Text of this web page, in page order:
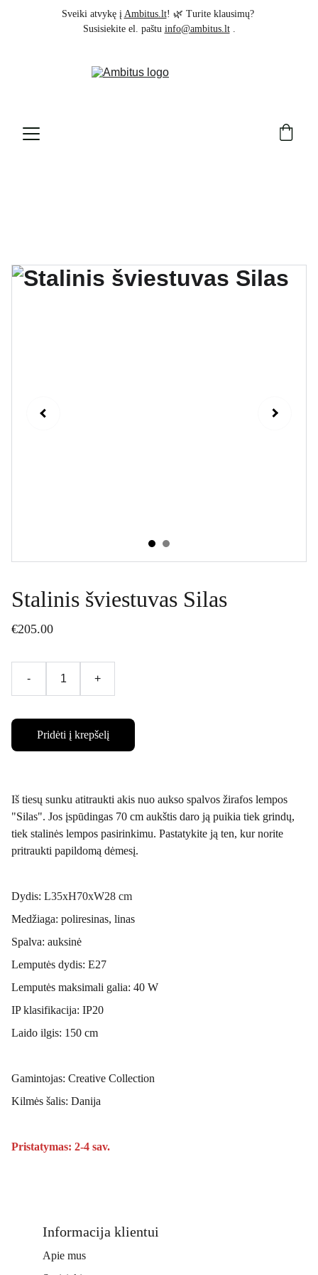
Sveiki atvykę į Ambitus.lt! 🌿 Turite klausimų?
Susisiekite el. paštu info@ambitus.lt .
Stalinis šviestuvas Silas
€205.00
- +
Pridėti į krepšelį
Iš tiesų sunku atitraukti akis nuo aukso spalvos žirafos lempos
"Silas". Jos įspūdingas 70 cm aukštis daro ją puikia tiek grindų,
tiek stalinės lempos pasirinkimu. Pastatykite ją ten, kur norite
pritraukti papildomą dėmesį.
Dydis: L35xH70xW28 cm
Medžiaga: poliresinas, linas
Spalva: auksinė
Lemputės dydis: E27
Lemputės maksimali galia: 40 W
IP klasifikacija: IP20
Laido ilgis: 150 cm
Gamintojas: Creative Collection
Kilmės šalis: Danija
Pristatymas: 2-4 sav.
Apie mus
Informacija klientui